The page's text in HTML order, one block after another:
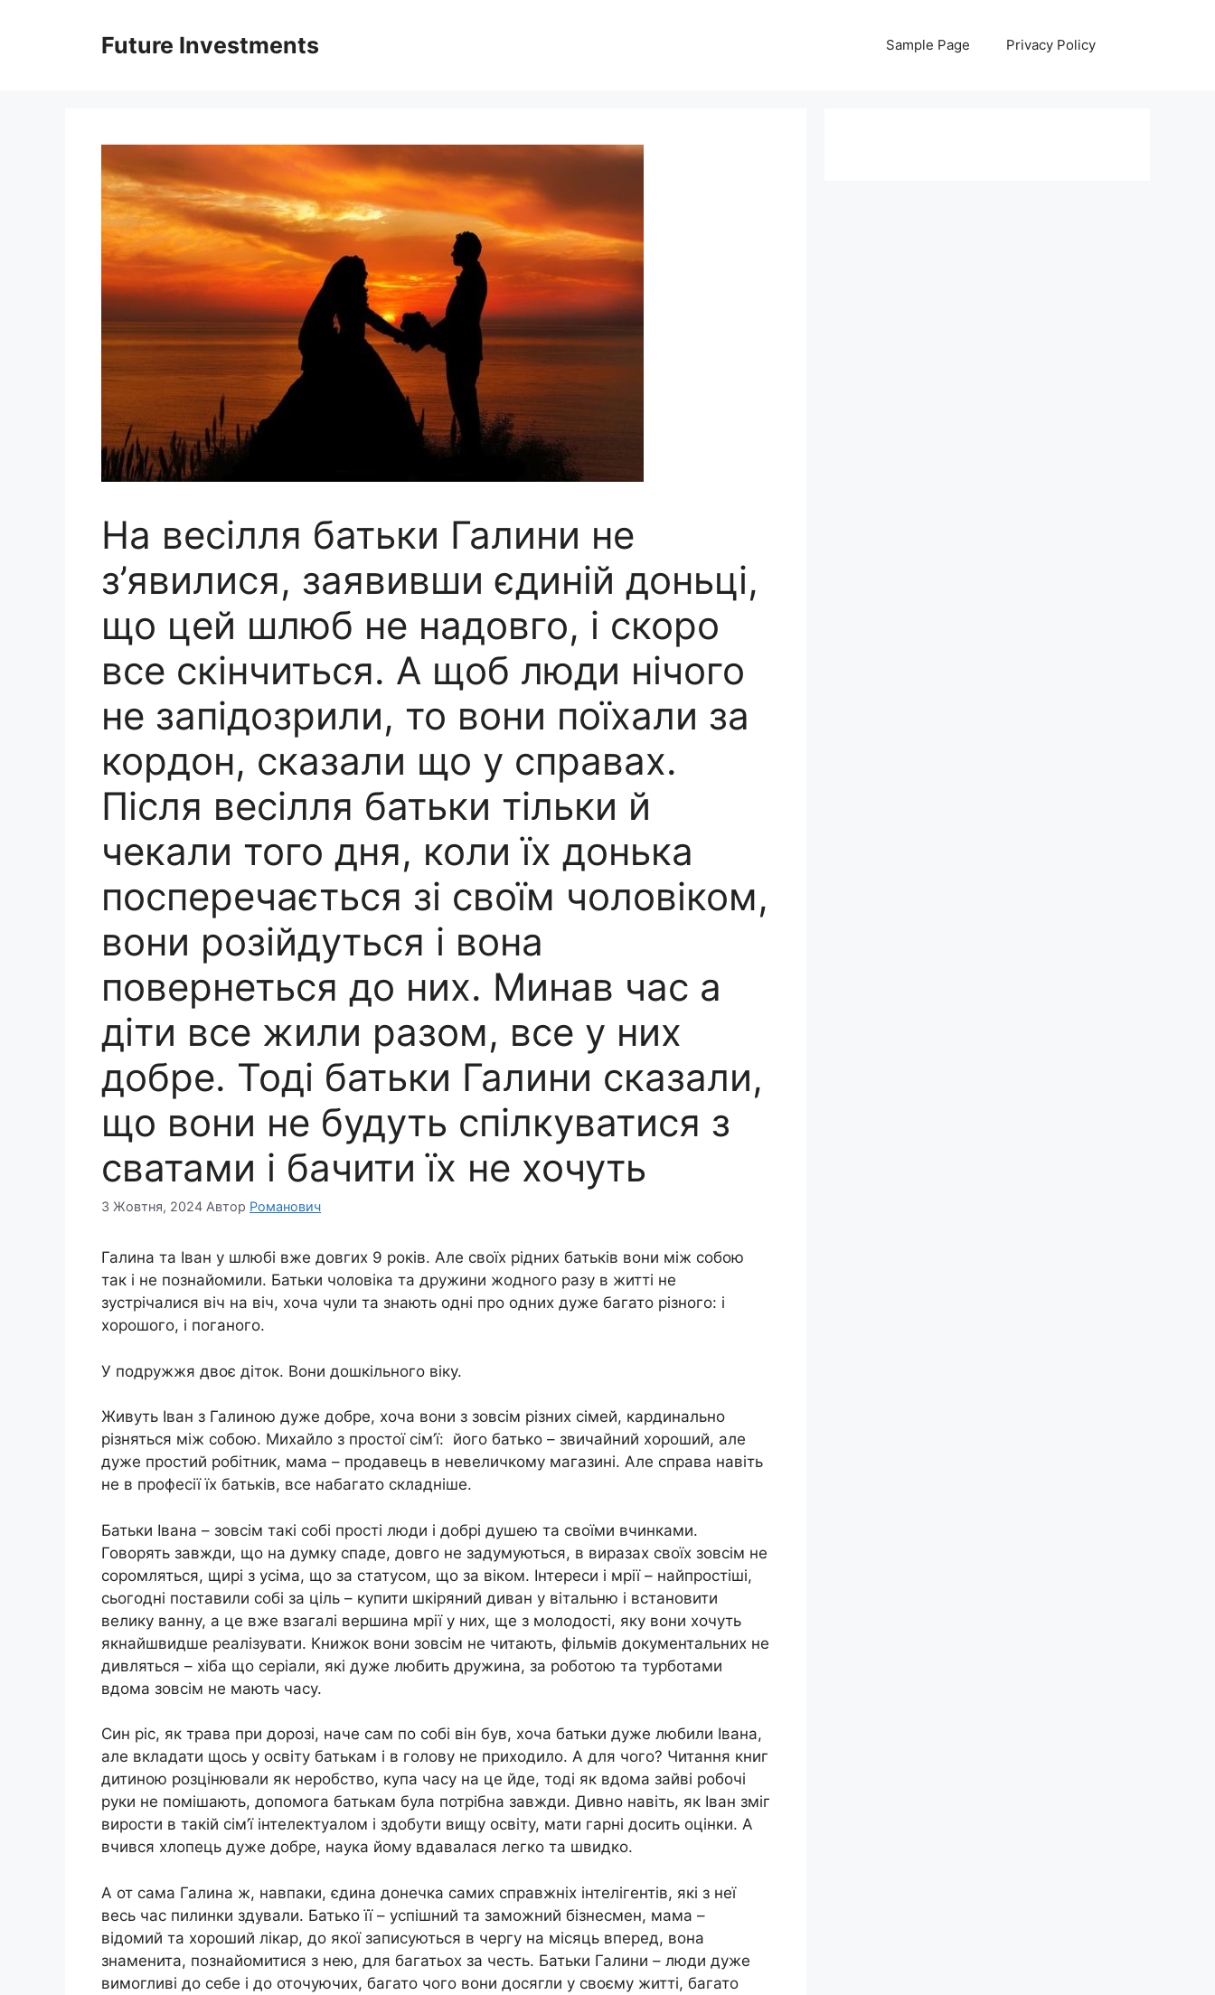
Future Investments Sample Page Privacy Policy
На весілля батьки Галини не
з’явилися, заявивши єдиній доньці,
що цей шлюб не надовго, і скоро
все скінчиться. А щоб люди нічого
не запідозрили, то вони поїхали за
кордон, сказали що у справах.
Після весілля батьки тільки й
чекали того дня, коли їх донька
посперечається зі своїм чоловіком,
вони розійдуться і вона
повернеться до них. Минав час а
діти все жили разом, все у них
добре. Тоді батьки Галини сказали,
що вони не будуть спілкуватися з
сватами і бачити їх не хочуть
3 Жовтня, 2024 Автор Романович
Галина та Іван у шлюбі вже довгих 9 років. Але своїх рідних батьків вони між собою
так і не познайомили. Батьки чоловіка та дружини жодного разу в житті не
зустрічалися віч на віч, хоча чули та знають одні про одних дуже багато різного: і
хорошого, і поганого.
У подружжя двоє діток. Вони дошкільного віку.
Живуть Іван з Галиною дуже добре, хоча вони з зовсім різних сімей, кардинально
різняться між собою. Михайло з простої сім’ї: його батько – звичайний хороший, але
дуже простий робітник, мама – продавець в невеличкому магазині. Але справа навіть
не в професії їх батьків, все набагато складніше.
Батьки Івана – зовсім такі собі прості люди і добрі душею та своїми вчинками.
Говорять завжди, що на думку спаде, довго не задумуються, в виразах своїх зовсім не
соромляться, щирі з усіма, що за статусом, що за віком. Інтереси і мрії – найпростіші,
сьогодні поставили собі за ціль – купити шкіряний диван у вітальню і встановити
велику ванну, а це вже взагалі вершина мрії у них, ще з молодості, яку вони хочуть
якнайшвидше реалізувати. Книжок вони зовсім не читають, фільмів документальних не
дивляться – хіба що серіали, які дуже любить дружина, за роботою та турботами
вдома зовсім не мають часу.
Син ріс, як трава при дорозі, наче сам по собі він був, хоча батьки дуже любили Івана,
але вкладати щось у освіту батькам і в голову не приходило. А для чого? Читання книг
дитиною розцінювали як неробство, купа часу на це йде, тоді як вдома зайві робочі
руки не помішають, допомога батькам була потрібна завжди. Дивно навіть, як Іван зміг
вирости в такій сім’ї інтелектуалом і здобути вищу освіту, мати гарні досить оцінки. А
вчився хлопець дуже добре, наука йому вдавалася легко та швидко.
А от сама Галина ж, навпаки, єдина донечка самих справжніх інтелігентів, які з неї
весь час пилинки здували. Батько її – успішний та заможний бізнесмен, мама –
відомий та хороший лікар, до якої записуються в чергу на місяць вперед, вона
знаменита, познайомитися з нею, для багатьох за честь. Батьки Галини – люди дуже
вимогливі до себе і до оточуючих, багато чого вони досягли у своєму житті, багато